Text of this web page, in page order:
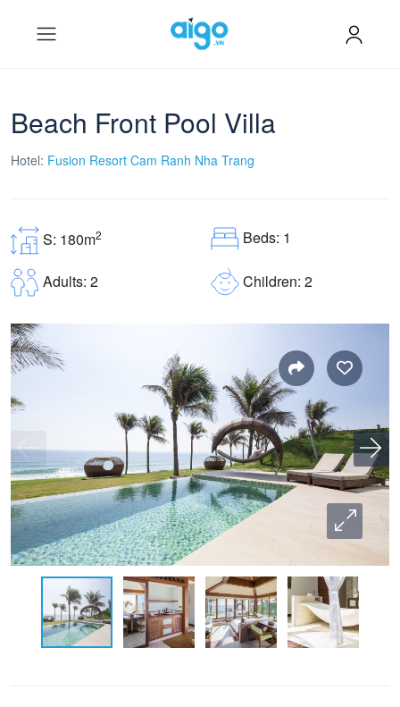
Beach Front Pool Villa
Hotel: Fusion Resort Cam Ranh Nha Trang
S: 180m2 Beds: 1
Adults: 2 Children: 2